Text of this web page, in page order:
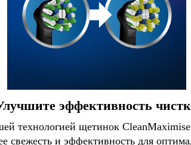
эффективность
технологией щетинок
свежесть и эффективность для